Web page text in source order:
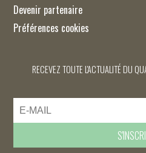
Devenir partenaire
Préférences cookies
RECEVEZ TOUTE L'ACTUALITÉ DU